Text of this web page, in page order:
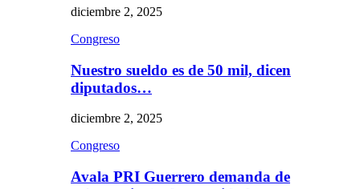
diciembre 2, 2025
Congreso
Nuestro sueldo es de 50 mil, dicen
diputados…
diciembre 2, 2025
Congreso
Avala PRI Guerrero demanda de